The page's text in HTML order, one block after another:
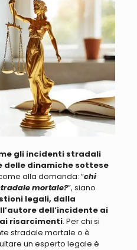
gli incidenti stradali
delle dinamiche sottese
alla domanda: “chi
mortale?”, siano
legali, dalla
dell’incidente ai
risarcimenti. Per chi si
stradale mortale o è
un esperto legale è